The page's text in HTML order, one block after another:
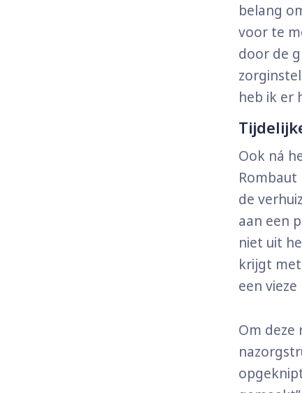
belang
voor te
door de
heb ik er
Ook ná
Rombaut
de
aan een
niet uit
krijgt
een
Om deze